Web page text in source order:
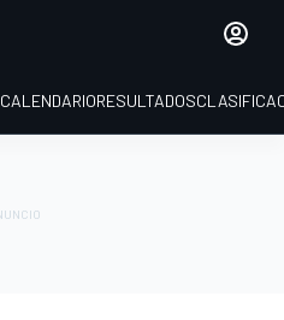
CALENDARIORESULTADOS